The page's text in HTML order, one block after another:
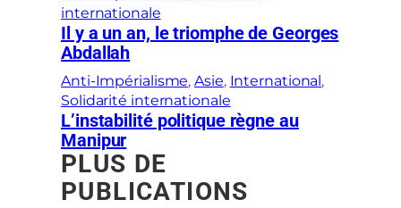
internationale
Il y a un an, le triomphe de Georges
Abdallah
Anti-Impérialisme, Asie, International
Solidarité internationale
L’instabilité politique règne au
Manipur
PLUS DE
PUBLICATIONS